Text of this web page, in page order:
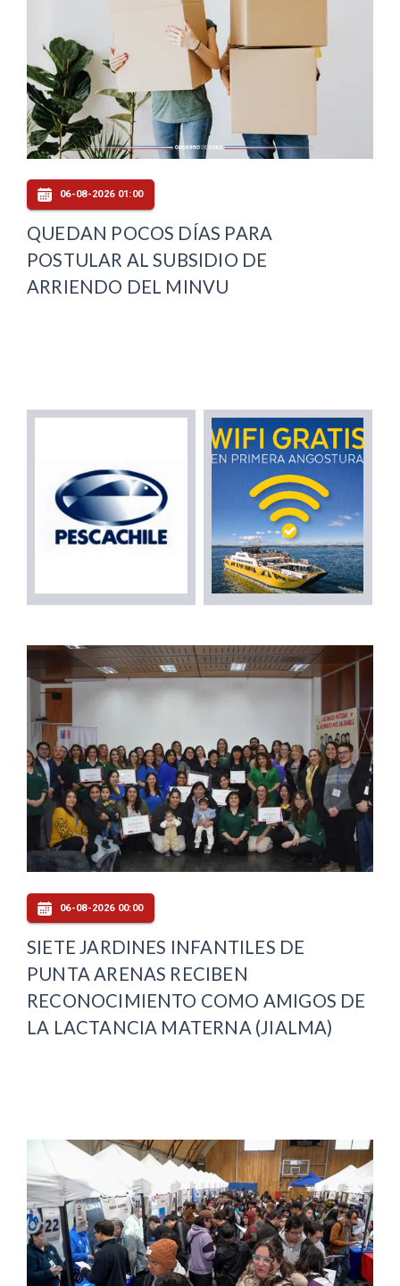
06-08-2026 01:00
QUEDAN POCOS DÍAS PARA
POSTULAR AL SUBSIDIO DE
ARRIENDO DEL MINVU
06-08-2026 00:00
SIETE JARDINES INFANTILES DE
PUNTA ARENAS RECIBEN
RECONOCIMIENTO COMO AMIGOS DE
LA LACTANCIA MATERNA (JIALMA)